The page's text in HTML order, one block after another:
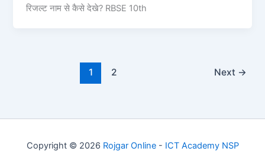
रिजल्ट नाम से कैसे देखे? RBSE 10th
1 2 Next →
Copyright © 2026 Rojgar Online- ICT Academy NSP